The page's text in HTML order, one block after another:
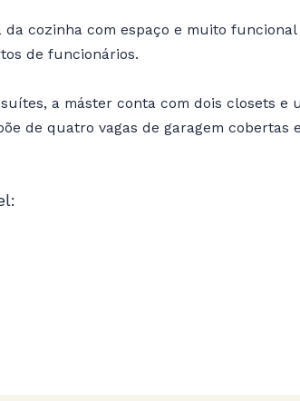
cozinha com espaço e muito
de funcionários.
a máster conta com dois closets e
de quatro vagas de garagem cobertas